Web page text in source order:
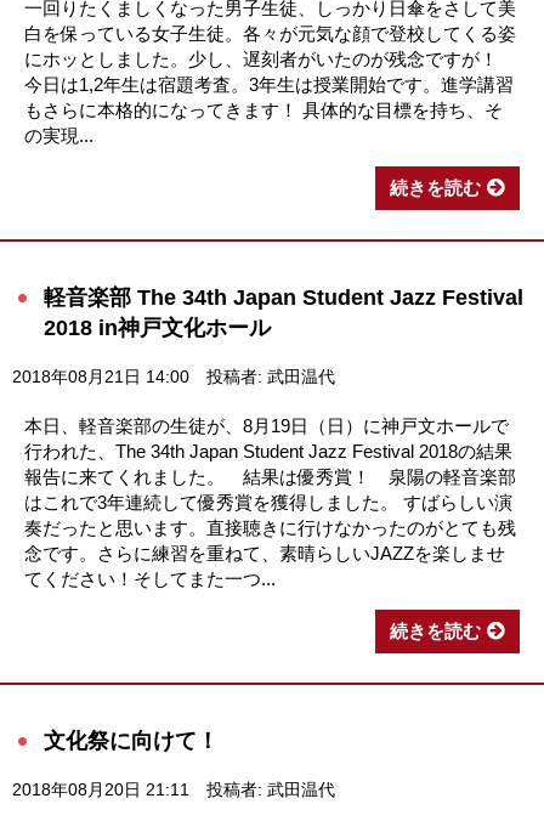
一回りたくましくなった男子生徒、しっかり日傘をさして美
白を保っている女子生徒。各々が元気な顔で登校してくる姿
にホッとしました。少し、遅刻者がいたのが残念ですが！
今日は1,2年生は宿題考査。3年生は授業開始です。進学講習
もさらに本格的になってきます！ 具体的な目標を持ち、そ
の実現...
続きを読む
軽音楽部 The 34th Japan Student Jazz Festival
2018 in神戸文化ホール
2018年08月21日 14:00 投稿者: 武田温代
本日、軽音楽部の生徒が、8月19日（日）に神戸文ホールで
行われた、The 34th Japan Student Jazz Festival 2018の結果
報告に来てくれました。 結果は優秀賞！ 泉陽の軽音楽部
はこれで3年連続して優秀賞を獲得しました。 すばらしい演
奏だったと思います。直接聴きに行けなかったのがとても残
念です。さらに練習を重ねて、素晴らしいJAZZを楽しませ
てください！そしてまた一つ...
続きを読む
文化祭に向けて！
2018年08月20日 21:11 投稿者: 武田温代